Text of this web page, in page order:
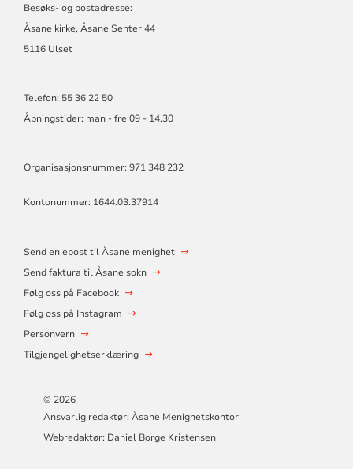
Besøks- og postadresse:
Åsane kirke, Åsane Senter 44
5116 Ulset
Telefon: 55 36 22 50
Åpningstider: man - fre 09 - 14.30
Organisasjonsnummer: 971 348 232
Kontonummer: 1644.03.37914
Send en epost til Åsane menighet
Send faktura til Åsane sokn
Følg oss på Facebook
Følg oss på Instagram
Personvern
Tilgjengelighetserklæring
© 2026
Ansvarlig redaktør: Åsane Menighetskontor
Webredaktør: Daniel Borge Kristensen